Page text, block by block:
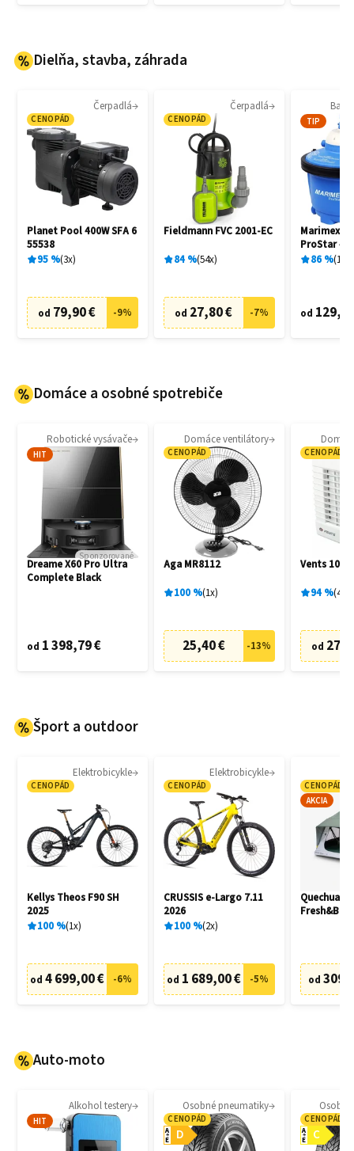
Dielňa, stavba, záhrada
Čerpadlá
CENOPÁD
Planet Pool 400W SFA 6
55538
95% 3x
od 79,90 € -9%
Čerpadlá
CENOPÁD
Fieldmann FVC 2001-EC
84% 54x
od 27,80 € -7%
TIP
Marimex
ProStar 4
filtrácia
86% 136
od
Domáce a osobné spotrebiče
Robotické vysávače
HIT
Sponzorované
Dreame X60 Pro Ultra
Complete Black
od 1 398,79 €
Domáce ventilátory
CENOPÁD
Aga MR8112
100% 1x
25,40 € -13%
CENOPÁD
Vents 100
94% 4
od
Šport a outdoor
Elektrobicykle
CENOPÁD
Kellys Theos F90 SH
2025
100% 1x
od 4 699,00 € -6%
Elektrobicykle
CENOPÁD
CRUSSIS e-Largo 7.11
2026
100% 2x
od 1 689,00 € -5%
CENOPÁD
AKCIA
Quechua
od
Auto-moto
Alkohol testery
HIT
Osobné pneumatiky
CENOPÁD
D
A
E
CENOPÁD
C
A
E